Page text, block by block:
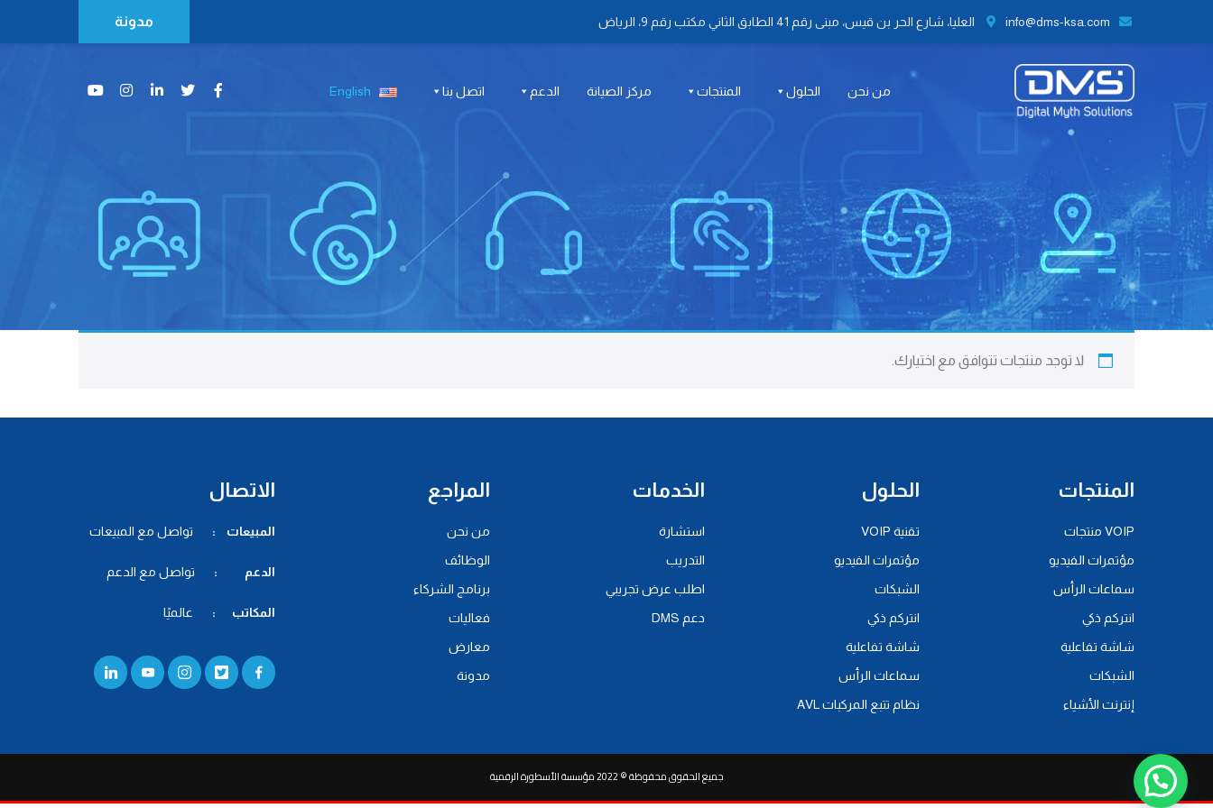
info@dms-ksa.com العليا، شارع الحر بن قيس، مبنى رقم 41 الطابق الثاني مكتب رقم 9، الرياض مدونة
من نحن الحلول المنتجات مركز الصيانة الدعم اتصل بنا English
لا توجد منتجات تتوافق مع اختيارك.
المنتجات
VOIP منتجات
مؤتمرات الفيديو
سماعات الرأس
انتركم ذكي
شاشة تفاعلية
الشبكات
إنترنت الأشياء
الحلول
تقنية VOIP
مؤتمرات الفيديو
الشبكات
انتركم ذكي
شاشة تفاعلية
سماعات الرأس
نظام تتبع المركبات AVL
الخدمات
استشارة
التدريب
اطلب عرض تجريبي
دعم DMS
المراجع
من نحن
الوظائف
برنامج الشركاء
فعاليات
معارض
مدونة
الاتصال
المبيعات : تواصل مع المبيعات
الدعم : تواصل مع الدعم
المكاتب : عالميًا
جميع الحقوق محفوظة © 2022 مؤسسة الأسطورة الرقمية